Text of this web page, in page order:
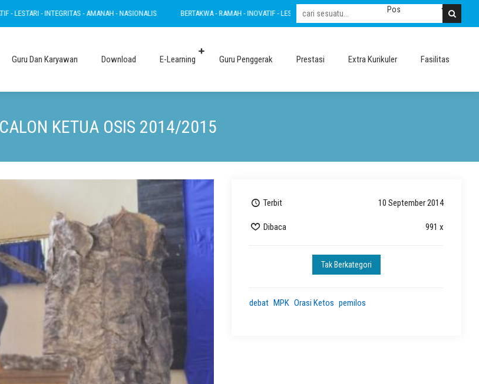
- AMANAH - NASIONALIS BERTAKWA - RAMAH - INOVATIF - LESTARI - INTEGRITAS - AMANAH - NASIONALIS BERTAKWA - RAMAH -
Guru Dan Karyawan Download E-Learning Guru Penggerak Prestasi Extra Kurikuler Fasilitas
KETUA OSIS 2014/2015
Terbit 10 September 2014
Dibaca 991 x
Tak Berkategori
debat MPK Orasi Ketos pemilos